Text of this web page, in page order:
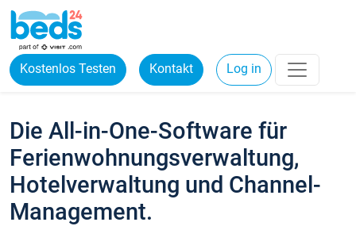
Kostenlos Testen Kontakt Log in
Die All-in-One-Software für
Ferienwohnungsverwaltung,
Hotelverwaltung und Channel-
Management.